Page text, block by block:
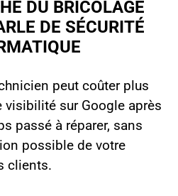
DU BRICOLAGE
DE SÉCURITÉ
peut coûter plus
visibilité sur Google après
passé à réparer, sans
possible de votre
clients.